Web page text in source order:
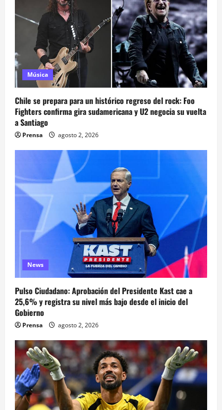
Música
Chile se prepara para un histórico regreso del rock: Foo
Fighters confirma gira sudamericana y U2 negocia su vuelta
a Santiago
Prensa agosto 2, 2026
News
Pulso Ciudadano: Aprobación del Presidente Kast cae a
25,6% y registra su nivel más bajo desde el inicio del
Gobierno
Prensa agosto 2, 2026